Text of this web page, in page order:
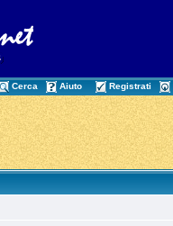
Cerca Aiuto Registrati